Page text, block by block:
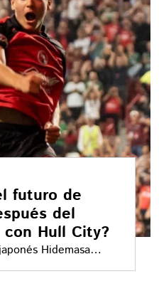
futuro de
del
Hull City?
Hidemasa
su apellido con el